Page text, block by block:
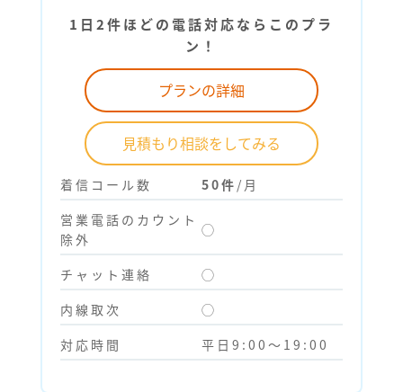
1日2件ほどの電話対応ならこのプラ
ン！
プランの詳細
見積もり相談をしてみる
着信コール数 50件 /月
営業電話のカウント
除外
◯
チャット連絡
◯
内線取次
◯
対応時間
平日9:00～19:00